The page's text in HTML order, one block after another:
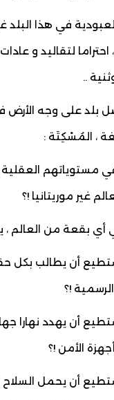
في هذا البلد
لتقاليد و
..
بلد على وجه الأرض
، المُسْكِتَة :
مستوياتهم العقلية
غير موريتانيا !؟
أي بقعة من العالم
أن يطالب بكل
!؟
أن يهدد نهارا
الأمن !؟
أن يحمل